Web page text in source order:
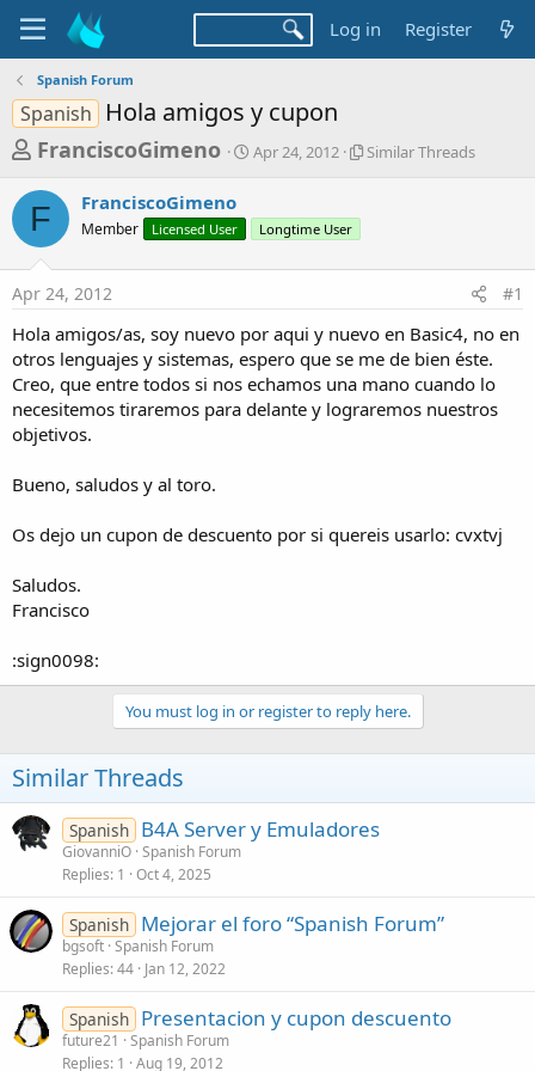
Log in Register
Spanish Forum
Spanish Hola amigos y cupon
T
r
a
d
s
t
a
r
t
e
FranciscoGimeno
S
a
Apr 24, 2012
S
r
r
e
a
d
Similar Threads
F FranciscoGimeno
Member Licensed User Longtime User
Apr 24, 2012 #1
Hola amigos/as, soy nuevo por aqui y nuevo en Basic4, no en
otros lenguajes y sistemas, espero que se me de bien éste.
Creo, que entre todos si nos echamos una mano cuando lo
necesitemos tiraremos para delante y lograremos nuestros
objetivos.
Bueno, saludos y al toro.
Os dejo un cupon de descuento por si quereis usarlo: cvxtvj
Saludos.
Francisco
:sign0098:
You must log in or register to reply here.
Similar Threads
Spanish B4A Server y Emuladores
GiovanniO Spanish Forum
Replies 1 Oct 4, 2025
Spanish Mejorar el foro “Spanish Forum”
bgsoft Spanish Forum
Replies 44 Jan 12, 2022
Spanish Presentacion y cupon descuento
future21
Spanish Forum
Replies 1 Aug 19, 2012